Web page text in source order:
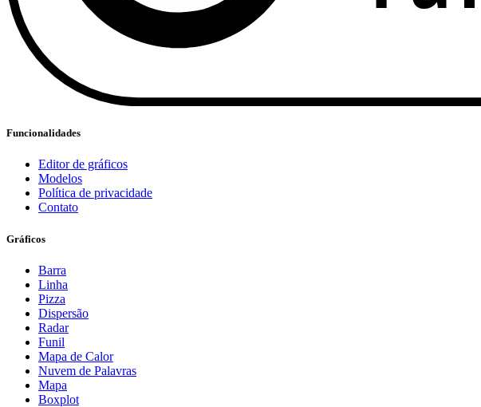
Funcionalidades
Editor de gráficos
Modelos
Política de privacidade
Contato
Gráficos
Barra
Linha
Pizza
Dispersão
Radar
Funil
Mapa de Calor
Nuvem de Palavras
Mapa
Boxplot